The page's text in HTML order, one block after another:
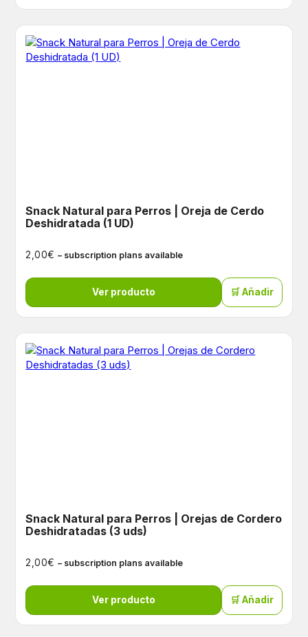
Snack Natural para Perros | Oreja de Cerdo
Deshidratada (1 UD)
2,00€ – subscription plans available
Ver producto 🛒 Añadir
Snack Natural para Perros | Orejas de Cordero
Deshidratadas (3 uds)
2,00€ – subscription plans available
Ver producto 🛒 Añadir